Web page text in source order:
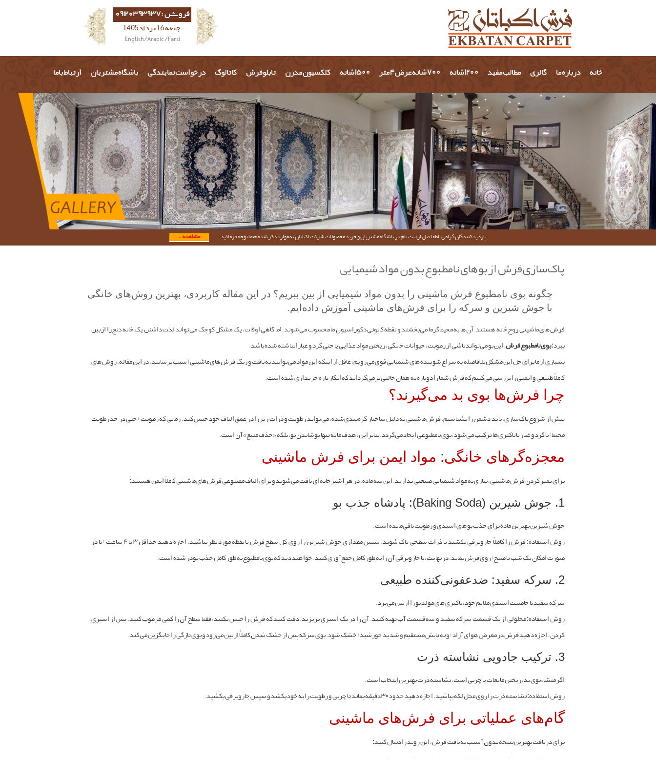
فروش :09120393937
جمعه 16 مرداد 1405
English/ Arabic / Farsi
خانه درباره ما گالری مطالب مفید 1200 شانه 700 شانه عرض 4 متر 1500 شانه کلکسیون مدرن تابلو فرش کاتالوگ درخواست نمایندگی باشگاه مشتریان ارتباط باما
بازدیدکنندگان گرامی؛ لطفا قبل از ثبت نام در باشگاه مشتریان و خرید محصولات شرکت اکباتان به موارد ذکر شده حتما توجه فرمائید. مشاهده...
پاک‌سازی فرش از بوهای نامطبوع بدون مواد شیمیایی
چگونه بوی نامطبوع فرش ماشینی را بدون مواد شیمیایی از بین ببریم؟ در این مقاله کاربردی، بهترین روش‌های خانگی
با جوش شیرین و سرکه را برای فرش‌های ماشینی آموزش داده‌ایم.
فرش‌های ماشینی روح خانه هستند. آن‌ها به محیط گرما می‌بخشند و نقطه کانونی دکوراسیون ما محسوب می‌شوند. اما گاهی اوقات، یک مشکل کوچک می‌تواند لذت داشتن یک خانه دنج را از بین
ببرد:بوی نامطبوع فرش. این بو می‌تواند ناشی از رطوبت، حیوانات خانگی، ریختن مواد غذایی یا حتی گرد و غبار انباشته شده باشد.
بسیاری از ما برای حل این مشکل بلافاصله به سراغ شوینده‌های شیمیایی قوی می‌رویم، غافل از اینکه این مواد می‌توانند به بافت و رنگ فرش‌های ماشینی آسیب برسانند. در این مقاله، روش‌های
کاملاً طبیعی و ایمنی را بررسی می‌کنیم که فرش شما را دوباره به همان حالتی برمی‌گرداند که انگار تازه خریداری شده است.
چرا فرش‌ها بوی بد می‌گیرند؟
پیش از شروع پاک‌سازی، باید دشمن را بشناسیم. فرش ماشینی به دلیل ساختار گره‌بندی‌شده، می‌تواند رطوبت و ذرات ریز را در عمق الیاف خود حبس کند. زمانی که رطوبت (حتی در حد رطوبت
محیط) با گرد و غبار یا باکتری‌ها ترکیب می‌شود، بوی نامطبوعی ایجاد می‌گردد. بنابراین، هدف ما نه تنها پوشاندن بو، بلکه «حذف منبع» آن است.
معجزه‌گرهای خانگی: مواد ایمن برای فرش ماشینی
برای تمیز کردن فرش ماشینی، نیازی به مواد شیمیایی صنعتی ندارید. این سه ماده، در هر آشپزخانه‌ای یافت می‌شوند و برای الیاف مصنوعی فرش‌های ماشینی کاملاً ایمن هستند:
1. جوش شیرین (Baking Soda): پادشاه جذب بو
جوش شیرین بهترین ماده برای جذب بوهای اسیدی و رطوبت باقی‌مانده است.
روش استفاده: فرش را کاملاً جاروبرقی بکشید تا ذرات سطحی پاک شوند. سپس مقداری جوش شیرین را روی کل سطح فرش یا نقطه مورد نظر بپاشید. اجازه دهید حداقل ۳ تا ۴ ساعت (یا در
صورت امکان یک شب تا صبح) روی فرش بماند. در نهایت، با جاروبرقی آن را به طور کامل جمع‌آوری کنید. خواهید دید که بوی نامطبوع به طور کامل جذب پودر شده است.
2. سرکه سفید: ضدعفونی‌کننده طبیعی
سرکه سفید با خاصیت اسیدی ملایم خود، باکتری‌های مولد بو را از بین می‌برد.
روش استفاده: محلولی از یک قسمت سرکه سفید و سه قسمت آب تهیه کنید. آن را در یک اسپری بریزید. دقت کنید که فرش را خیس نکنید؛ فقط سطح آن را کمی مرطوب کنید. پس از اسپری
کردن، اجازه دهید فرش در معرض هوای آزاد (و نه تابش مستقیم و شدید خورشید) خشک شود. بوی سرکه پس از خشک شدن کاملاً از بین می‌رود و بوی تازگی را جایگزین می‌کند.
3. ترکیب جادویی نشاسته ذرت
اگر منشاء بوی بد، ریختن مایعات یا چربی است، نشاسته ذرت بهترین انتخاب است.
روش استفاده: نشاسته ذرت را روی محل لکه بپاشید. اجازه دهید حدود ۳۰ دقیقه بماند تا چربی و رطوبت را به خود بکشد و سپس جاروبرقی بکشید.
گام‌های عملیاتی برای فرش‌های ماشینی
برای دریافت بهترین نتیجه بدون آسیب به بافت فرش، این روند را دنبال کنید: